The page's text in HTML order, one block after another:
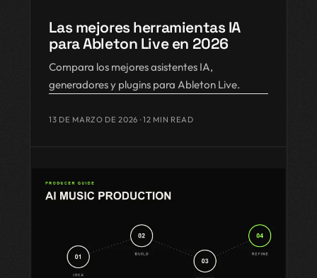
Las mejores herramientas IA
para Ableton Live en 2026
Compara los mejores asistentes IA,
generadores y plugins para Ableton Live.
13 DE MARZO DE 2026 · 12 MIN READ